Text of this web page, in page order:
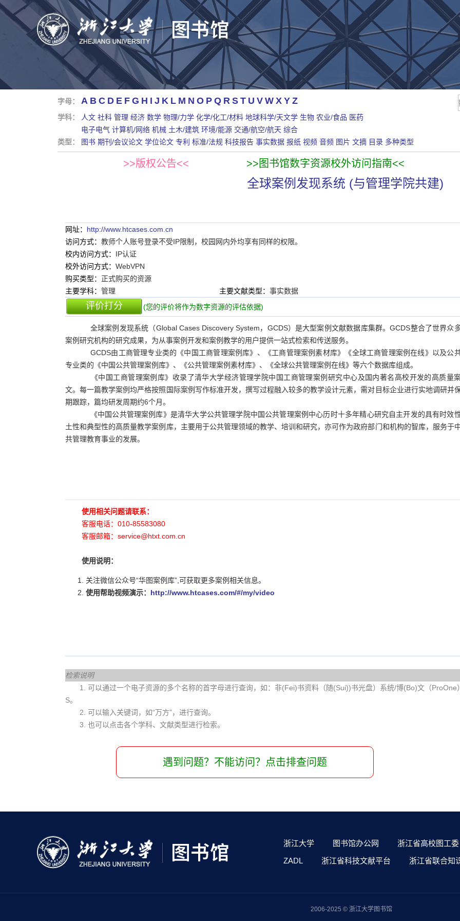
字母： A B C D E F G H I J K L M N O P Q R S T U V W X Y Z
学科： 人文 社科 管理 经济 数学 物理/力学 化学/化工/材料 地球科学/天文学 生物 农业/食品 医药
电子电气 计算机/网络 机械 土木/建筑 环境/能源 交通/航空/航天 综合
类型：
图书 期刊/会议论文 学位论文 专利 标准/法规 科技报告 事实数据 报纸 视频 音频 图片 文摘 目录 多种类型
>>版权公告<< >>图书馆数字资源校外访问指南<<
全球案例发现系统 (与管理学院共建)
网址： http://www.htcases.com.cn
访问方式： 教师个人账号登录不受IP限制，校园网内外均享有同样的权限。
校内访问方式： IP认证
校外访问方式： WebVPN
购买类型： 正式购买的资源
主要学科： 管理 主要文献类型： 事实数据
评价打分 (您的评价将作为数字资源的评估依据)
全球案例发现系统（Global Cases Discovery System，GCDS）是大型案例文献数据库集群。GCDS整合了世界众
案例研究机构的研究成果，为从事案例开发和案例教学的用户提供一站式检索和传送服务。
GCDS由工商管理专业类的《中国工商管理案例库》、《工商管理案例素材库》《全球工商管理案例在线》以及公
专业类的《中国公共管理案例库》、《公共管理案例素材库》、《全球公共管理案例在线》等六个数据库组成。
《中国工商管理案例库》收录了清华大学经济管理学院中国工商管理案例研究中心及国内著名高校开发的高质量
文。每一篇教学案例均严格按照国际案例写作标准开发，撰写过程融入较多的教学设计元素，需对目标企业进行实地调研并
期跟踪，篇均研发周期约6个月。
《中国公共管理案例库》是清华大学公共管理学院中国公共管理案例中心历时十多年精心研究自主开发的具有时效
土性和典型性的高质量教学案例库，主要用于公共管理领域的教学、培训和研究，亦可作为政府部门和机构的智库，服务于
共管理教育事业的发展。
使用相关问题请联系：
客服电话：010-85583080
客服邮箱：service@htxt.com.cn
使用说明：
关注微信公众号“华图案例库”,可获取更多案例相关信息。
使用帮助视频演示： http://www.htcases.com/#/my/video
检索说明
1. 可以通过一个电子资源的多个名称的首字母进行查询，如：非(Fei)书资料（随(Sui))书光盘）系统/博(Bo)文（
S。
2. 可以输入关键词，如“万方”，进行查询。
3. 也可以点击各个学科、文献类型进行检索。
遇到问题？不能访问？点击排查问题
浙江大学 图书馆办公网 浙江省高校图工委
ZADL
浙江省科技文献平台 浙江省联合知
2006-2025 © 浙江大学图书馆